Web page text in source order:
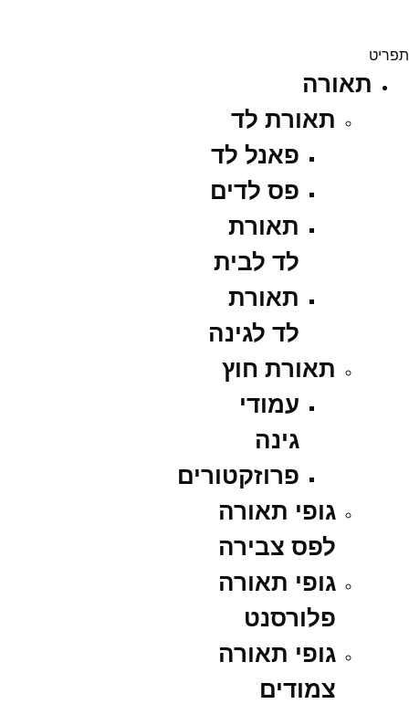
תפריט
תאורה
תאורת לד
פאנל לד
פס לדים
תאורת
לד לבית
תאורת
לד לגינה
תאורת חוץ
עמודי
גינה
פרוזקטורים
גופי תאורה
לפס צבירה
גופי תאורה
פלורסנט
גופי תאורה
צמודים